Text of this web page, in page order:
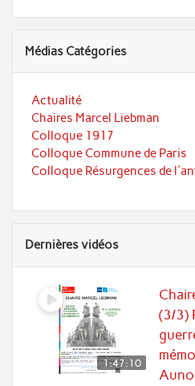
Médias Catégories
Actualité
Chaires Marcel Liebman
Colloque 1917
Colloque Commune de Paris
Colloque Résurgences de
Dernières vidéos
1:47:10
(3/3)